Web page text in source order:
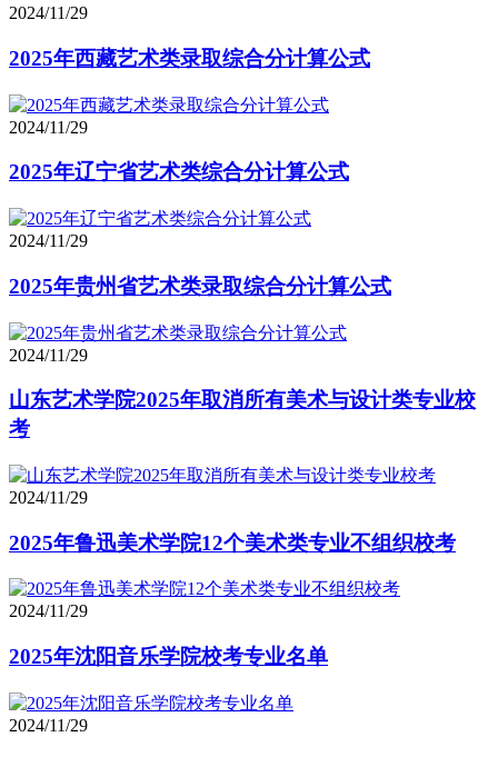
2024/11/29
2025年西藏艺术类录取综合分计算公式
2024/11/29
2025年辽宁省艺术类综合分计算公式
2024/11/29
2025年贵州省艺术类录取综合分计算公式
2024/11/29
山东艺术学院2025年取消所有美术与设计类专业校
考
2024/11/29
2025年鲁迅美术学院12个美术类专业不组织校考
2024/11/29
2025年沈阳音乐学院校考专业名单
2024/11/29